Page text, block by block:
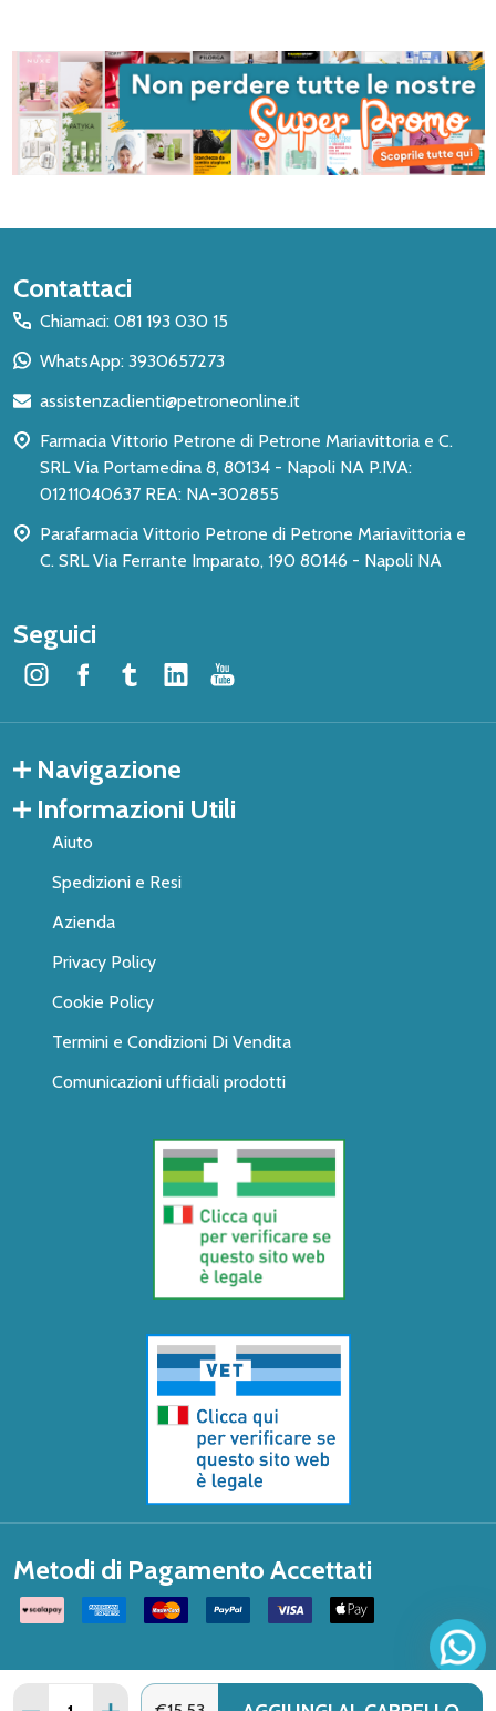
Quantità:
Inizio
del
piè
pagina
Contattaci
Chiamaci: 081 193 030 15
WhatsApp: 3930657273
assistenzaclienti@petroneonline.it
Farmacia Vittorio Petrone di Petrone Mariavittoria e C.
SRL Via Portamedina 8, 80134 - Napoli NA P.IVA:
01211040637 REA: NA-302855
Parafarmacia Vittorio Petrone di Petrone Mariavittoria e
C. SRL Via Ferrante Imparato, 190 80146 - Napoli NA
Seguici
Navigazione
Informazioni Utili
Aiuto
Spedizioni e Resi
Azienda
Privacy Policy
Cookie Policy
Termini e Condizioni Di Vendita
Comunicazioni ufficiali prodotti
Metodi di Pagamento Accettati